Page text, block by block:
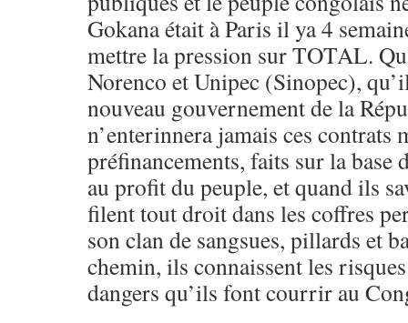
Gokana était à Paris il ya 4
mettre la pression sur TOTAL.
Norenco et Unipec (Sinopec),
nouveau gouvernement de la
n’enterinnera jamais ces contrats
préfinancements, faits sur la base
au profit du peuple, et quand ils
filent tout droit dans les coffres
son clan de sangsues, pillards et
chemin, ils connaissent les
dangers qu’ils font courrir au